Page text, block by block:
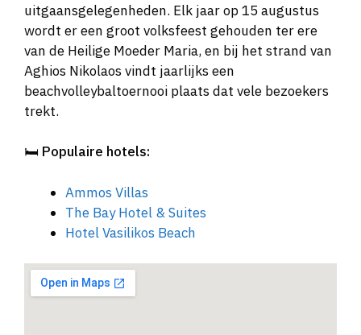
uitgaansgelegenheden. Elk jaar op 15 augustus
wordt er een groot volksfeest gehouden ter ere
van de Heilige Moeder Maria, en bij het strand van
Aghios Nikolaos vindt jaarlijks een
beachvolleybaltoernooi plaats dat vele bezoekers
trekt.
🛏️ Populaire hotels:
Ammos Villas
The Bay Hotel & Suites
Hotel Vasilikos Beach